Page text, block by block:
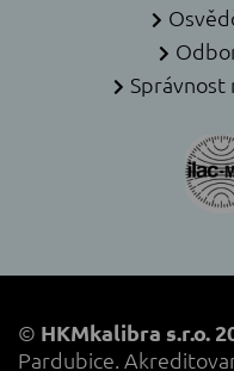
© HKMkalibra s.r.o.
Pardubice.